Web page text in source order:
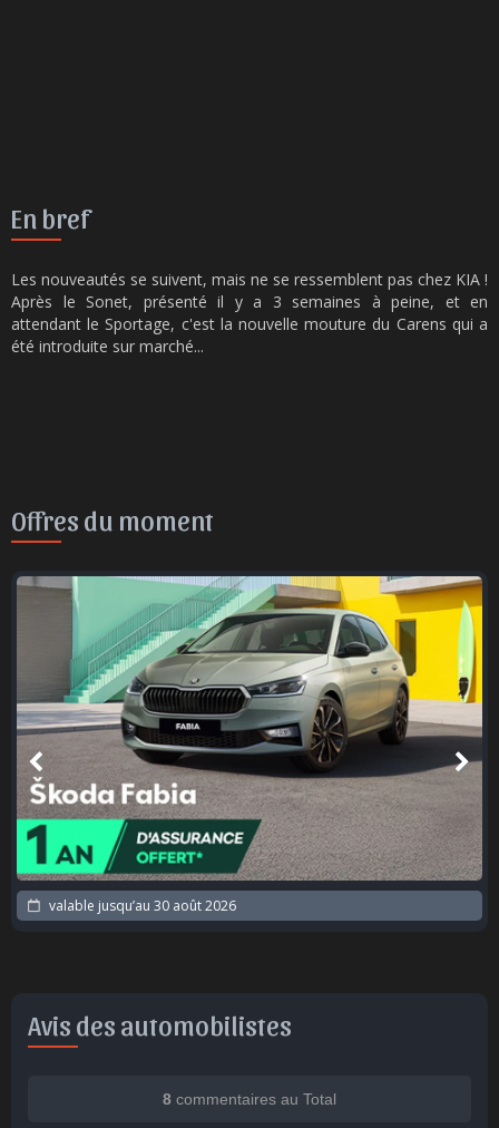
En bref
Les nouveautés se suivent, mais ne se ressemblent pas chez KIA !
Après le Sonet, présenté il y a 3 semaines à peine, et en
attendant le Sportage, c'est la nouvelle mouture du Carens qui a
été introduite sur marché...
Offres du moment
valable jusqu’au 30 août 2026
Avis des automobilistes
8 commentaires au Total